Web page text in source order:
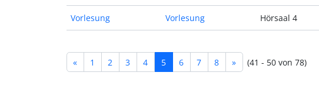
Vorlesung Vorlesung Hörsaal 4
« 1 2 3 4 5 6 7 8 » (41 - 50 von 78)